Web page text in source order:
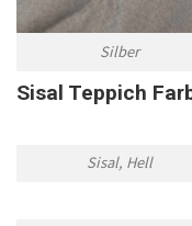
Silber
Sisal Teppich
Sisal, Hell